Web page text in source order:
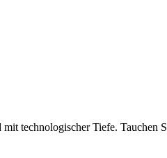
technologischer Tiefe. Tauchen